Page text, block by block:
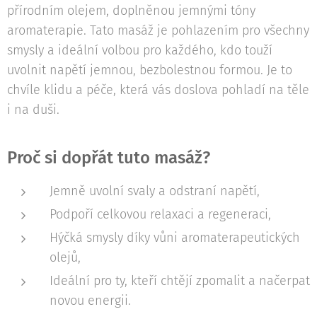
přírodním olejem, doplněnou jemnými tóny
aromaterapie. Tato masáž je pohlazením pro všechny
smysly a ideální volbou pro každého, kdo touží
uvolnit napětí jemnou, bezbolestnou formou. Je to
chvíle klidu a péče, která vás doslova pohladí na těle
i na duši.
Proč si dopřát tuto masáž?
Jemně uvolní svaly a odstraní napětí,
Podpoří celkovou relaxaci a regeneraci,
Hýčká smysly díky vůni aromaterapeutických
olejů,
Ideální pro ty, kteří chtějí zpomalit a načerpat
novou energii.